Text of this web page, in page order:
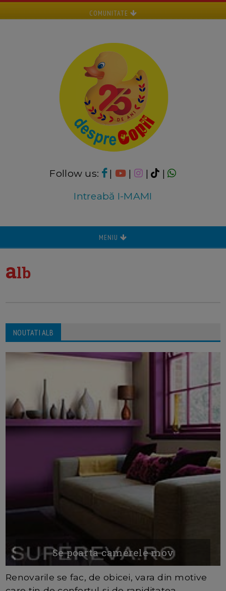
COMUNITATE
Follow us: | | |
|
Intreabă I-MAMI
MENIU
alb
NOUTATI ALB
Se poarta camerele mov
Renovarile se fac, de obicei, vara din motive